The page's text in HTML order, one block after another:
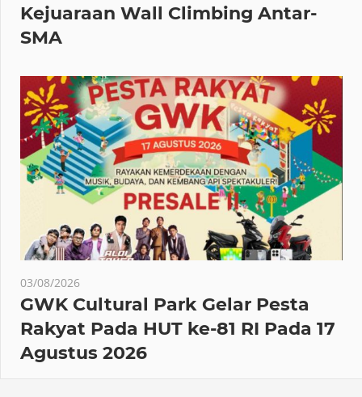
Kejuaraan Wall Climbing Antar-
SMA
03/08/2026
GWK Cultural Park Gelar Pesta
Rakyat Pada HUT ke-81 RI Pada 17
Agustus 2026